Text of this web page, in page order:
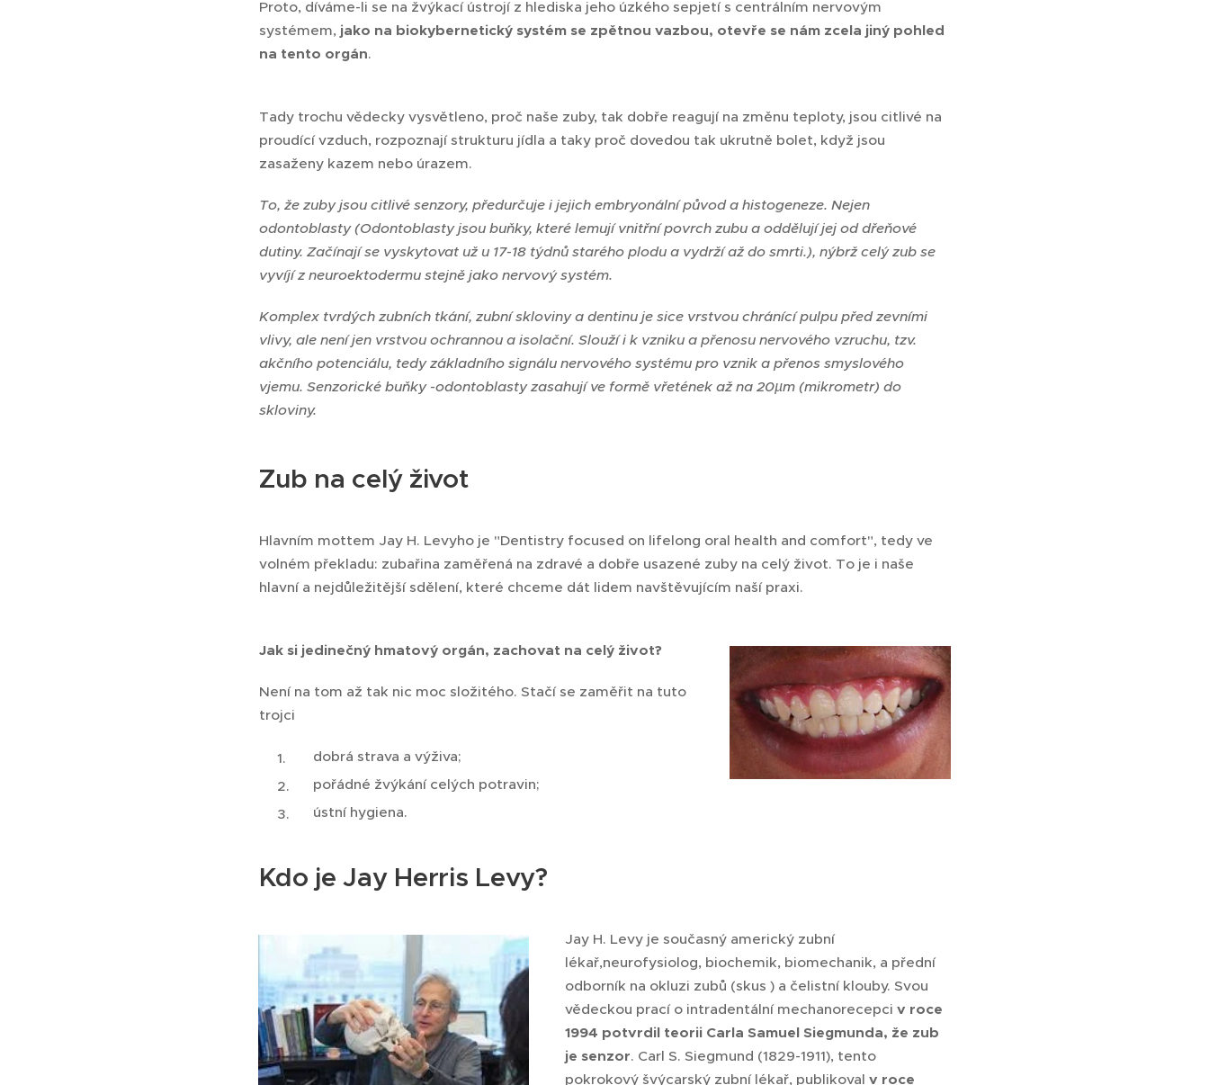
Proto, díváme-li se na žvýkací ústrojí z hlediska jeho úzkého sepjetí s centrálním nervovým
systémem, jako na biokybernetický systém se zpětnou vazbou, otevře se nám zcela jiný pohled
na tento orgán.
Tady trochu vědecky vysvětleno, proč naše zuby, tak dobře reagují na změnu teploty, jsou citlivé na
proudící vzduch, rozpoznají strukturu jídla a taky proč dovedou tak ukrutně bolet, když jsou
zasaženy kazem nebo úrazem.
To, že zuby jsou citlivé senzory, předurčuje i jejich embryonální původ a histogeneze. Nejen
odontoblasty (Odontoblasty jsou buňky, které lemují vnitřní povrch zubu a oddělují jej od dřeňové
dutiny. Začínají se vyskytovat už u 17-18 týdnů starého plodu a vydrží až do smrti.), nýbrž celý zub se
vyvíjí z neuroektodermu stejně jako nervový systém.
Komplex tvrdých zubních tkání, zubní skloviny a dentinu je sice vrstvou chránící pulpu před zevními
vlivy, ale není jen vrstvou ochrannou a isolační. Slouží i k vzniku a přenosu nervového vzruchu, tzv.
akčního potenciálu, tedy základního signálu nervového systému pro vznik a přenos smyslového
vjemu. Senzorické buňky -odontoblasty zasahují ve formě vřetének až na 20µm (mikrometr) do
skloviny.
Zub na celý život
Hlavním mottem Jay H. Levyho je "Dentistry focused on lifelong oral health and comfort", tedy ve
volném překladu: zubařina zaměřená na zdravé a dobře usazené zuby na celý život. To je i naše
hlavní a nejdůležitější sdělení, které chceme dát lidem navštěvujícím naší praxi.
Jak si jedinečný hmatový orgán, zachovat na celý život?
Není na tom až tak nic moc složitého. Stačí se zaměřit na tuto
trojci
dobrá strava a výživa;
pořádné žvýkání celých potravin;
ústní hygiena.
Kdo je Jay Herris Levy?
Jay H. Levy je současný americký zubní
lékař,neurofysiolog, biochemik, biomechanik, a přední
odborník na okluzi zubů (skus ) a čelistní klouby. Svou
vědeckou prací o intradentální mechanorecepciv roce
1994 potvrdil teorii Carla Samuel Siegmunda, že zub
je senzor. Carl S. Siegmund (1829-1911), tento
pokrokový švýcarský zubní lékař, publikovalv roce